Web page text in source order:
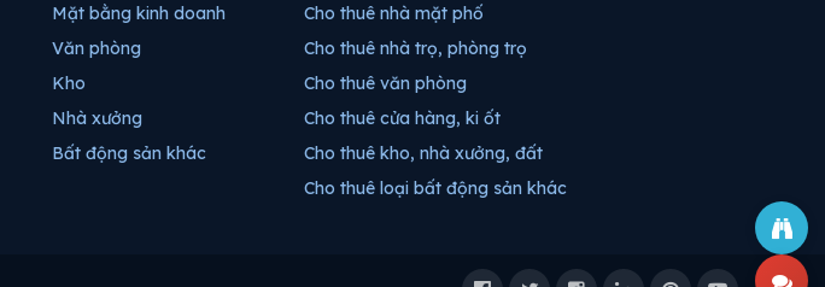
Mặt bằng kinh doanh
Văn phòng
Kho
Nhà xưởng
Bất động sản khác
Cho thuê nhà mặt phố
Cho thuê nhà trọ, phòng trọ
Cho thuê văn phòng
Cho thuê cửa hàng, ki ốt
Cho thuê kho, nhà xưởng, đất
Cho thuê loại bất động sản khác